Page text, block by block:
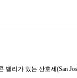
리가 있는 산호세(San